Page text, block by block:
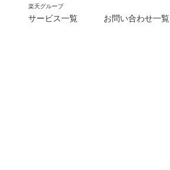
楽天グループ
サービス一覧 お問い合わせ一覧